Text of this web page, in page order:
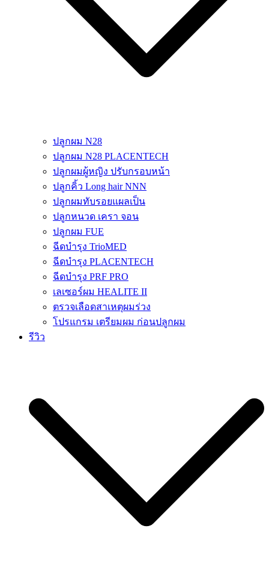
ปลูกผม N28
ปลูกผม N28 PLACENTECH
ปลูกผมผู้หญิง ปรับกรอบหน้า
ปลูกคิ้ว Long hair NNN
ปลูกผมทับรอยแผลเป็น
ปลูกหนวด เครา จอน
ปลูกผม FUE
ฉีดบำรุง TrioMED
ฉีดบำรุง PLACENTECH
ฉีดบำรุง PRF PRO
เลเซอร์ผม HEALITE II
ตรวจเลือดสาเหตุผมร่วง
โปรแกรม เตรียมผม ก่อนปลูกผม
รีวิว